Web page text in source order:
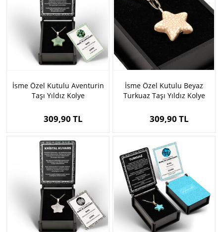
İsme Özel Kutulu Aventurin
Taşı Yıldız Kolye
309,90 TL
İsme Özel Kutulu Beyaz
Turkuaz Taşı Yıldız Kolye
309,90 TL